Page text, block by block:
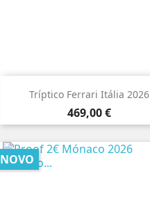
Tríptico Ferrari Itália 2026
Preço
469,00 €
NOVO